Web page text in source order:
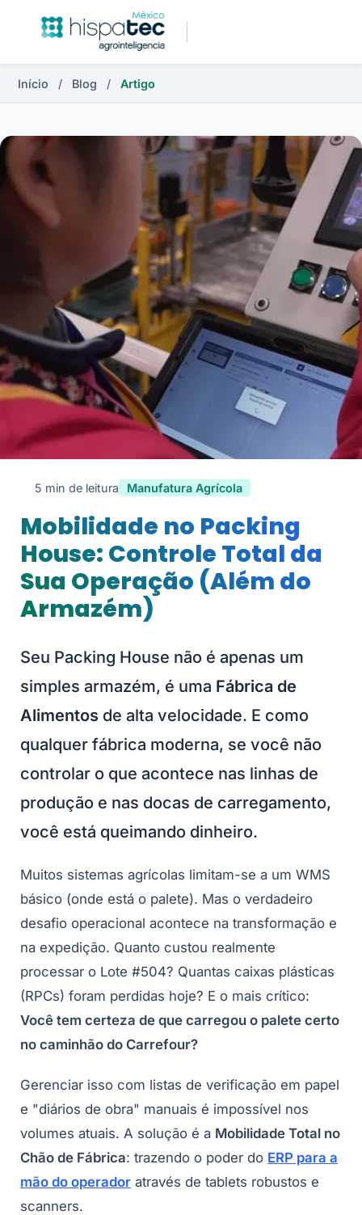
Início / Blog / Artigo
5 min de leitura Manufatura Agrícola
Mobilidade no Packing
House: Controle Total da
Sua Operação (Além do
Armazém)
Seu Packing House não é apenas um
simples armazém, é uma Fábrica de
Alimentos de alta velocidade. E como
qualquer fábrica moderna, se você não
controlar o que acontece nas linhas de
produção e nas docas de carregamento,
você está queimando dinheiro.
Muitos sistemas agrícolas limitam-se a um WMS
básico (onde está o palete). Mas o verdadeiro
desafio operacional acontece na transformação e
na expedição. Quanto custou realmente
processar o Lote #504? Quantas caixas plásticas
(RPCs) foram perdidas hoje? E o mais crítico:
Você tem certeza de que carregou o palete certo
no caminhão do Carrefour?
Gerenciar isso com listas de verificação em papel
e "diários de obra" manuais é impossível nos
volumes atuais. A solução é a Mobilidade Total no
Chão de Fábrica: trazendo o poder do ERP para a
mão do operador através de tablets robustos e
scanners.